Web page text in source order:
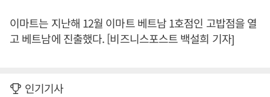
이마트는 지난해 12월 이마트 베트남 1호점인 고밥점을 열
고 베트남에 진출했다. [비즈니스포스트 백설희 기자]
인기기사